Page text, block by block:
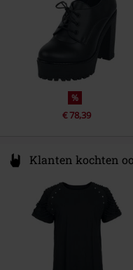
%
€ 78,39
Klanten kochten